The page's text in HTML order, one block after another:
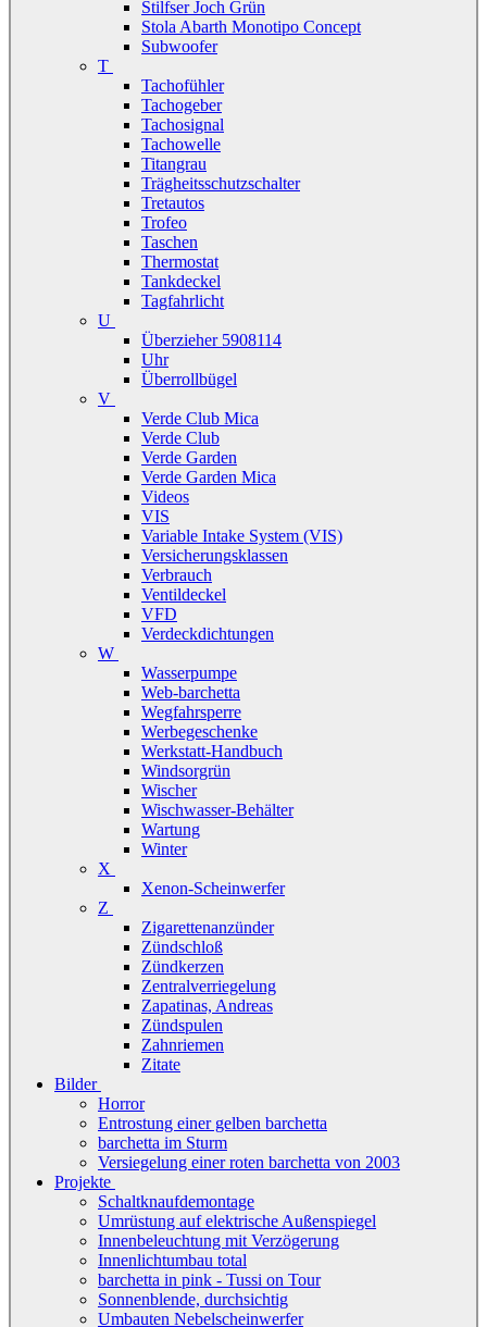
Stilfser Joch Grün
Stola Abarth Monotipo Concept
Subwoofer
T
Tachofühler
Tachogeber
Tachosignal
Tachowelle
Titangrau
Trägheitsschutzschalter
Tretautos
Trofeo
Taschen
Thermostat
Tankdeckel
Tagfahrlicht
U
Überzieher 5908114
Uhr
Überrollbügel
V
Verde Club Mica
Verde Club
Verde Garden
Verde Garden Mica
Videos
VIS
Variable Intake System (VIS)
Versicherungsklassen
Verbrauch
Ventildeckel
VFD
Verdeckdichtungen
W
Wasserpumpe
Web-barchetta
Wegfahrsperre
Werbegeschenke
Werkstatt-Handbuch
Windsorgrün
Wischer
Wischwasser-Behälter
Wartung
Winter
X
Xenon-Scheinwerfer
Z
Zigarettenanzünder
Zündschloß
Zündkerzen
Zentralverriegelung
Zapatinas, Andreas
Zündspulen
Zahnriemen
Zitate
Bilder
Horror
Entrostung einer gelben barchetta
barchetta im Sturm
Versiegelung einer roten barchetta von 2003
Projekte
Schaltknaufdemontage
Umrüstung auf elektrische Außenspiegel
Innenbeleuchtung mit Verzögerung
Innenlichtumbau total
barchetta in pink - Tussi on Tour
Sonnenblende, durchsichtig
Umbauten Nebelscheinwerfer